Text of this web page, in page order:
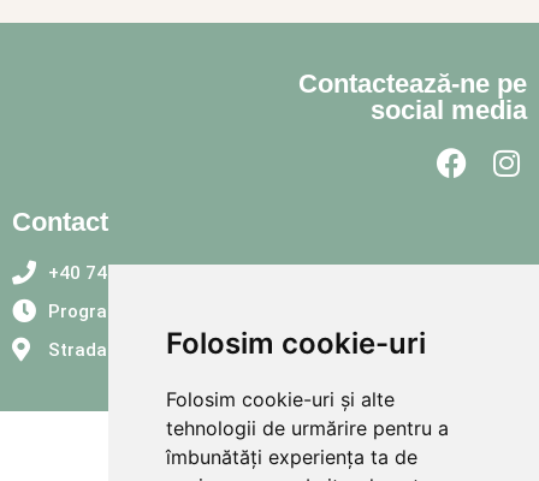
Folosim cookie-uri
Folosim cookie-uri și alte
tehnologii de urmărire pentru a
îmbunătăți experiența ta de
Contactează-ne pe
social media
Contact
+40 746 116 085
Program: L-V: 8:00 – 20:00
Strada Energiei 10, Alba Iulia 510001